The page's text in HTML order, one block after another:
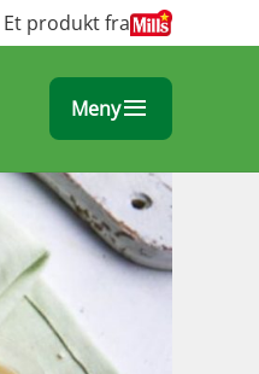
Et produkt fra
Meny